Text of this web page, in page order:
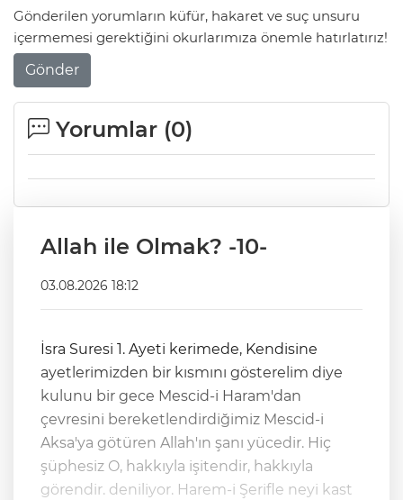
Gönderilen yorumların küfür, hakaret ve suç unsuru
içermemesi gerektiğini okurlarımıza önemle hatırlatırız!
Gönder
Yorumlar (0)
Allah ile Olmak? -10-
03.08.2026 18:12
İsra Suresi 1. Ayeti kerimede, Kendisine
ayetlerimizden bir kısmını gösterelim diye
kulunu bir gece Mescid-i Haram'dan
çevresini bereketlendirdiğimiz Mescid-i
Aksa'ya götüren Allah'ın şanı yücedir. Hiç
şüphesiz O, hakkıyla işitendir, hakkıyla
görendir. deniliyor. Harem-i Şerifle neyi kast